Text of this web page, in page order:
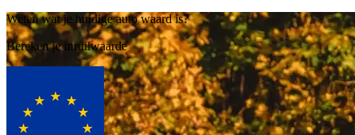
Weten wat je huidige auto waard is?
Bereken je inruilwaarde